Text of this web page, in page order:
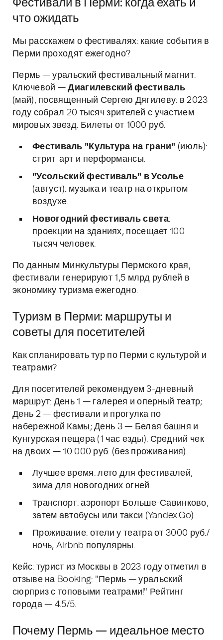
Фестивали в Перми: когда ехать и
что ожидать
Мы расскажем о фестивалях: какие события в
Перми проходят ежегодно?
Пермь — уральский фестивальный магнит.
Ключевой —Диагилевский фестиваль
(май), посвященный Сергею Дягилеву: в 2023
году собрал 20 тысяч зрителей с участием
мировых звезд. Билеты от 1000 руб.
Фестиваль "Культура на грани" (июль):
стрит-арт и перформансы.
"Усольский фестиваль" в Усолье
(август): музыка и театр на открытом
воздухе.
Новогодний фестиваль света:
проекции на зданиях, посещает 100
тысяч человек.
По данным Минкультуры Пермского края,
фестивали генерируют 1,5 млрд рублей в
экономику туризма ежегодно.
Туризм в Перми: маршруты и
советы для посетителей
Как спланировать тур по Перми с культурой и
театрами?
Для посетителей рекомендуем 3-дневный
маршрут: День 1 — галерея и оперный театр;
День 2 — фестивали и прогулка по
набережной Камы; День 3 — Белая башня и
Кунгурская пещера (1 час езды). Средний чек
на двоих — 10 000 руб. (без проживания).
Лучшее время: лето для фестивалей,
зима для новогодних огней.
Транспорт: аэропорт Больше-Савинково,
затем автобусы или такси (Yandex.Go).
Проживание: отели у театра от 3000 руб./
ночь, Airbnb популярны.
Кейс: турист из Москвы в 2023 году отметил в
отзыве на Booking: "Пермь — уральский
сюрприз с топовыми театрами!" Рейтинг
города — 4.5/5.
Почему Пермь — идеальное место